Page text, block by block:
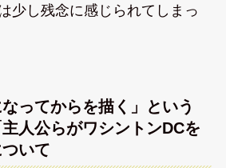
少し残念に感じられてしまっ
なってからを描く」という
人公らがワシントンDCを
いて